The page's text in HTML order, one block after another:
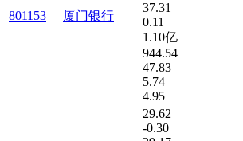
801153 厦门银行
37.31
0.11
1.10亿
944.54
47.83
5.74
4.95
29.62
-0.30